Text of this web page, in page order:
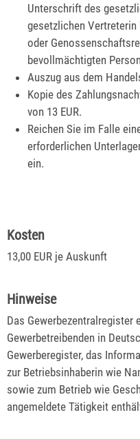
Unterschrift des
gesetzlichen
oder
bevollmächtigten
Auszug aus dem
Kopie des
von 13 EUR.
Reichen Sie im Falle
erforderlichen
ein.
Kosten
13,00 EUR je Auskunft
Hinweise
Das
Gewerbetreibenden in
Gewerberegister, das
zur Betriebsinhaberin wie
sowie zum Betrieb wie
angemeldete Tätigkeit